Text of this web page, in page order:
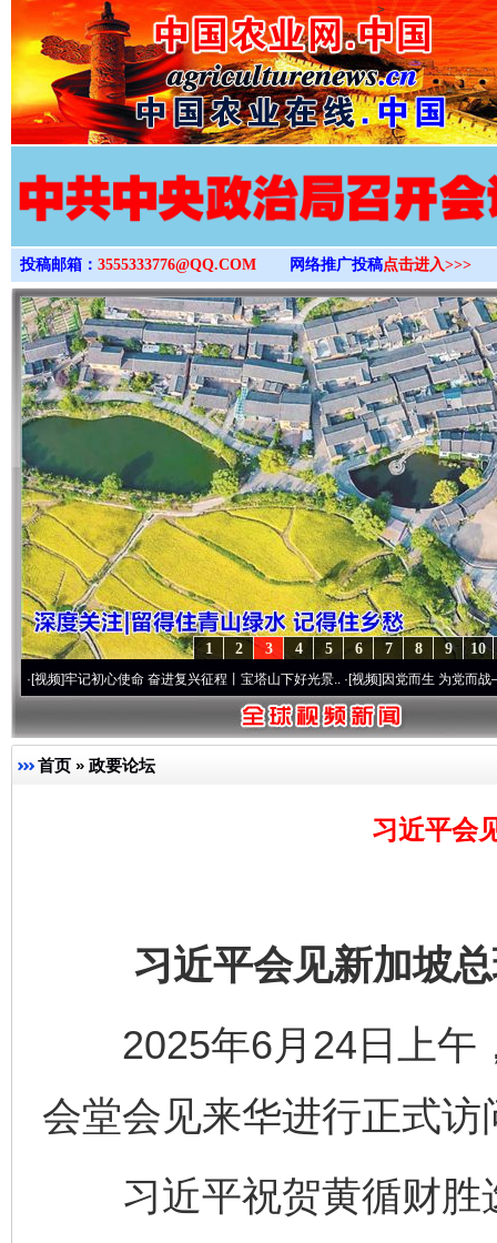
>
投稿邮箱： 3555333776@QQ.COM 网络推广投稿点击进入>>>
10
9
8
7
6
5
4
3
2
1
记初心使命 奋进复兴征程丨宝塔山下好光景..·[视频]因党而生 为党而战——百年“纪
首页 » 政要论坛
习近平会
习近平会见新加坡总
2025年6月24日上午
会堂会见来华进行正式
习近平祝贺黄循财胜